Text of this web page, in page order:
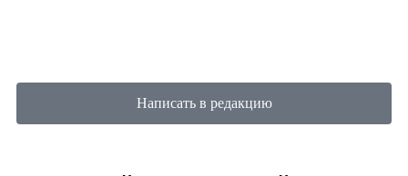
Написать в редакцию